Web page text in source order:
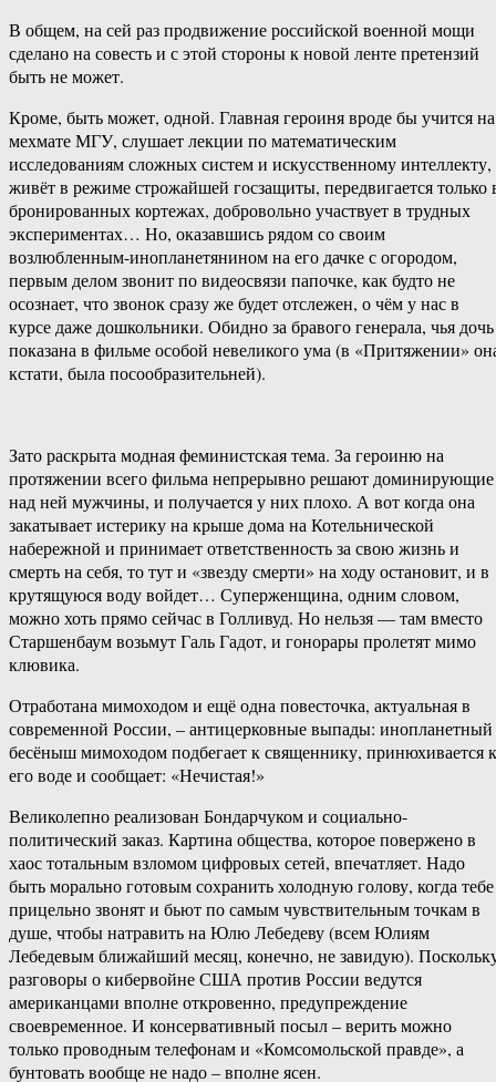
В общем, на сей раз продвижение российской военной мощи
сделано на совесть и с этой стороны к новой ленте претензий
быть не может.
Кроме, быть может, одной. Главная героиня вроде бы учится на
мехмате МГУ, слушает лекции по математическим
исследованиям сложных систем и искусственному интеллекту,
живёт в режиме строжайшей госзащиты, передвигается только
бронированных кортежах, добровольно участвует в трудных
экспериментах… Но, оказавшись рядом со своим
возлюбленным-инопланетянином на его дачке с огородом,
первым делом звонит по видеосвязи папочке, как будто не
осознает, что звонок сразу же будет отслежен, о чём у нас в
курсе даже дошкольники. Обидно за бравого генерала, чья дочь
показана в фильме особой невеликого ума (в «Притяжении»
кстати, была посообразительней).
Зато раскрыта модная феминистская тема. За героиню на
протяжении всего фильма непрерывно решают доминирующие
над ней мужчины, и получается у них плохо. А вот когда она
закатывает истерику на крыше дома на Котельнической
набережной и принимает ответственность за свою жизнь и
смерть на себя, то тут и «звезду смерти» на ходу остановит, и в
крутящуюся воду войдет… Суперженщина, одним словом,
можно хоть прямо сейчас в Голливуд. Но нельзя — там вместо
Старшенбаум возьмут Галь Гадот, и гонорары пролетят мимо
клювика.
Отработана мимоходом и ещё одна повесточка, актуальная в
современной России, – антицерковные выпады: инопланетный
бесёныш мимоходом подбегает к священнику, принюхивается к
его воде и сообщает: «Нечистая!»
Великолепно реализован Бондарчуком и социально-
политический заказ. Картина общества, которое повержено в
хаос тотальным взломом цифровых сетей, впечатляет. Надо
быть морально готовым сохранить холодную голову, когда тебе
прицельно звонят и бьют по самым чувствительным точкам в
душе, чтобы натравить на Юлю Лебедеву (всем Юлиям
Лебедевым ближайший месяц, конечно, не завидую).
разговоры о кибервойне США против России ведутся
американцами вполне откровенно, предупреждение
своевременное. И консервативный посыл – верить можно
только проводным телефонам и «Комсомольской правде», а
бунтовать вообще не надо – вполне ясен.